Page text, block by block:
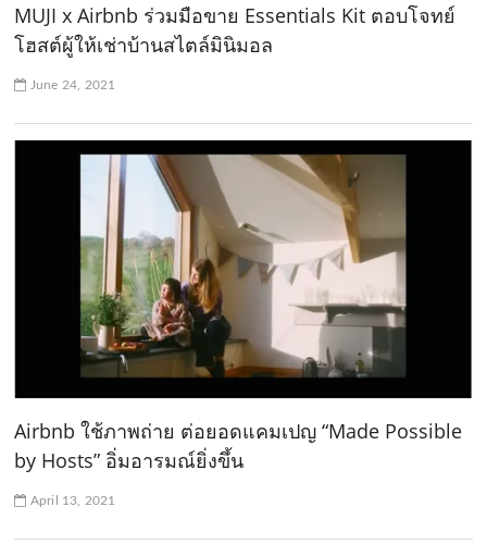
MUJI x Airbnb ร่วมมือขาย Essentials Kit ตอบโจทย์
โฮสต์ผู้ให้เช่าบ้านสไตล์มินิมอล
June 24, 2021
Airbnb ใช้ภาพถ่าย ต่อยอดแคมเปญ “Made Possible
by Hosts” อิ่มอารมณ์ยิ่งขึ้น
April 13, 2021